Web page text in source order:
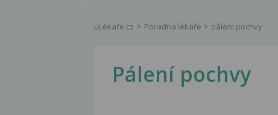
uLékaře.cz Poradna lékaře pálení pochvy
Pálení pochvy